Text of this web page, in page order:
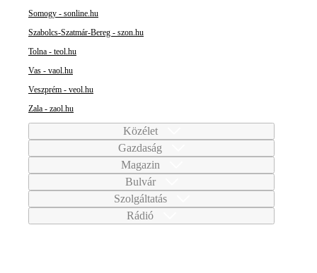
Somogy - sonline.hu
Szabolcs-Szatmár-Bereg - szon.hu
Tolna - teol.hu
Vas - vaol.hu
Veszprém - veol.hu
Zala - zaol.hu
Közélet
Gazdaság
Magazin
Bulvár
Szolgáltatás
Rádió